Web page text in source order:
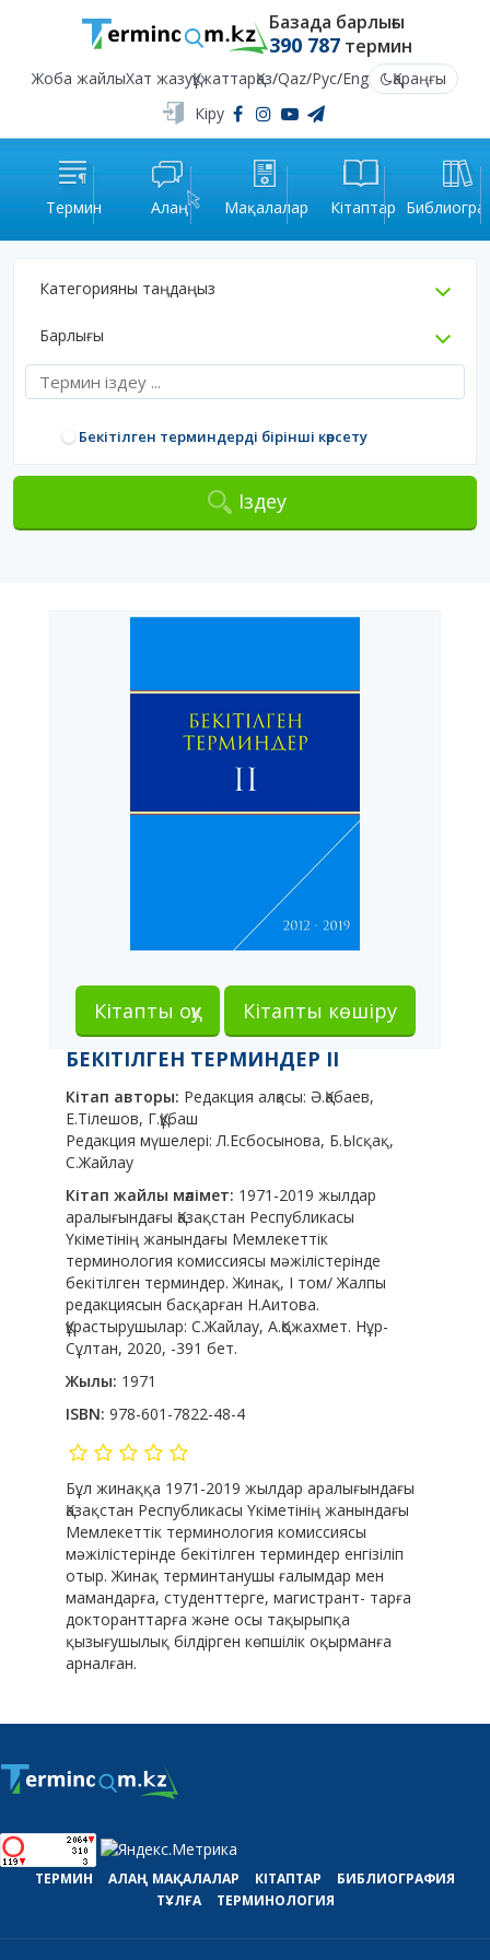
Базада барлығы
390 787термин
Жоба жайлыХат жазуҚұжаттарҚаз/Qaz/Рус/Eng
Қараңғы
Кіру
Термин Алаң Мақалалар Кітаптар
Категорияны таңдаңыз
Барлығы
Бекітілген терминдерді бірінші көрсету
Іздеу
Кітапты оқу
Кітапты көшіру
БЕКІТІЛГЕН ТЕРМИНДЕР II
Кітап авторы: Редакция алқасы: Ә.Қабаев,
Е.Тілешов, Г.Құбаш
Редакция мүшелері: Л.Есбосынова, Б.Ысқақ,
С.Жайлау
Кітап жайлы мәлімет: 1971-2019 жылдар
аралығындағы Қазақстан Республикасы
Үкіметінің жанындағы Мемлекеттік
терминология комиссиясы мәжілістерінде
бекітілген терминдер. Жинақ, І том/ Жалпы
редакциясын басқарған Н.Аитова.
Құрастырушылар: С.Жайлау, А.Қожахмет. Нұр-
Сұлтан, 2020, -391 бет.
Жылы: 1971
ISBN: 978-601-7822-48-4
Бұл жинаққа 1971-2019 жылдар аралығындағы
Қазақстан Республикасы Үкіметінің жанындағы
Мемлекеттік терминология комиссиясы
мәжілістерінде бекітілген терминдер енгізіліп
отыр. Жинақ терминтанушы ғалымдар мен
мамандарға, студенттерге, магистрант- тарға
докторанттарға және осы тақырыпқа
қызығушылық білдірген көпшілік оқырманға
арналған.
ТЕРМИН АЛАҢ МАҚАЛАЛАР КІТАПТАР
БИБЛИОГРАФИЯ
ТҰЛҒА
ТЕРМИНОЛОГИЯ